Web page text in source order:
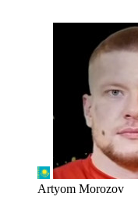
Artyom Morozov